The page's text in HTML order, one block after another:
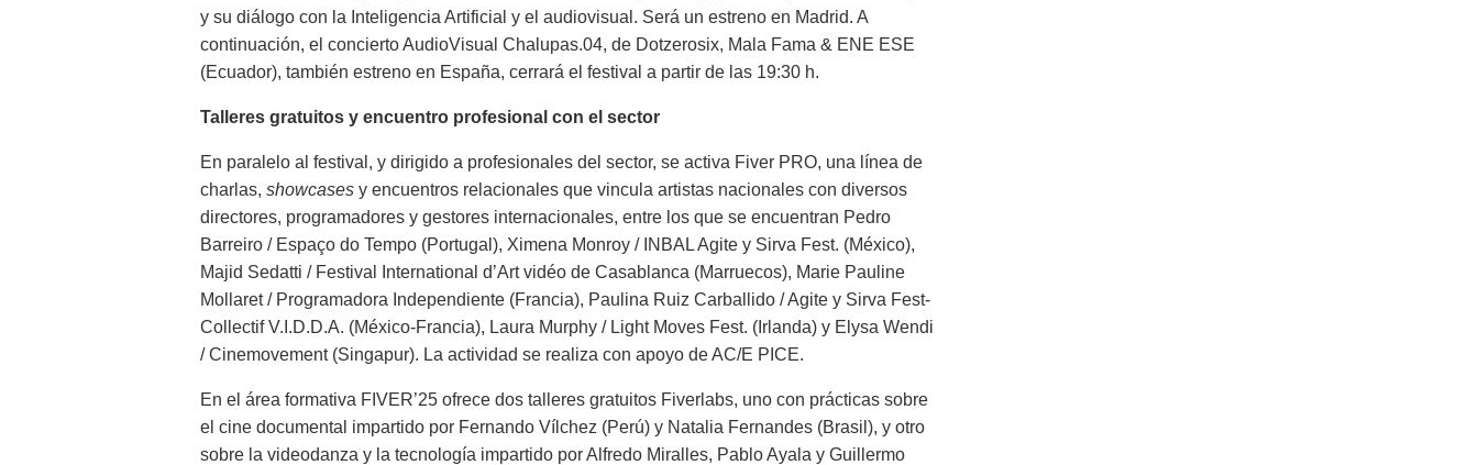
y su diálogo con la Inteligencia Artificial y el audiovisual. Será un estreno en Madrid. A
continuación, el concierto AudioVisual Chalupas.04, de Dotzerosix, Mala Fama & ENE ESE
(Ecuador), también estreno en España, cerrará el festival a partir de las 19:30 h.
Talleres gratuitos y encuentro profesional con el sector
En paralelo al festival, y dirigido a profesionales del sector, se activa Fiver PRO, una línea de
charlas, showcases y encuentros relacionales que vincula artistas nacionales con diversos
directores, programadores y gestores internacionales, entre los que se encuentran Pedro
Barreiro / Espaço do Tempo (Portugal), Ximena Monroy / INBAL Agite y Sirva Fest. (México),
Majid Sedatti / Festival International d’Art vidéo de Casablanca (Marruecos), Marie Pauline
Mollaret / Programadora Independiente (Francia), Paulina Ruiz Carballido / Agite y Sirva Fest-
Collectif V.I.D.D.A. (México-Francia), Laura Murphy / Light Moves Fest. (Irlanda) y Elysa Wendi
/ Cinemovement (Singapur). La actividad se realiza con apoyo de AC/E PICE.
En el área formativa FIVER’25 ofrece dos talleres gratuitos Fiverlabs, uno con prácticas sobre
el cine documental impartido por Fernando Vílchez (Perú) y Natalia Fernandes (Brasil), y otro
sobre la videodanza y la tecnología impartido por Alfredo Miralles, Pablo Ayala y Guillermo